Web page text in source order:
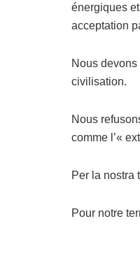
énergiques
acceptation
Nous
civilisation.
Nous
comme l’«
Per la nostra
Pour notre